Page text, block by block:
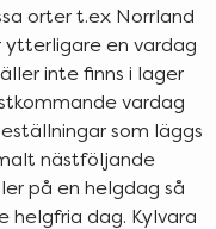
orter t.ex Norrland
ytterligare en vardag
inte finns i lager
vardag
som läggs
nästföljande
på en helgdag så
helgfria dag. Kylvara